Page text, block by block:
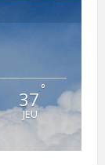
37 °
JEU